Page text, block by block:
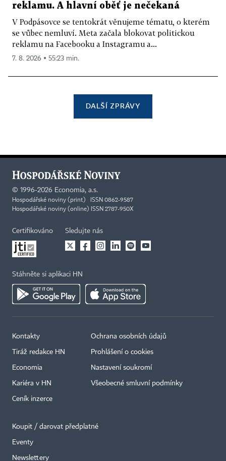
reklamu. A hlavní oběť je nečekaná
V Podpásovce se tentokrát věnujeme tématu, o kterém
se vůbec nemluví. Meta začala blokovat politickou
reklamu na Facebooku a Instagramu a...
7. 8. 2026 ▪ 55:23 min.
DALŠÍ ZPRÁVY
© 1996-2026 Economia, a.s.
Hospodářské noviny (print) ISSN 0862-9587
Hospodářské noviny (online) ISSN 2787-950X
Certifikováno Sledujte nás
Stáhněte si aplikaci HN
Kontakty
Tiráž redakce HN
Economia
Kariéra v HN
Ceník inzerce
Ochrana osobních údajů
Prohlášení o cookies
Nastavení soukromí
Všeobecné smluvní podmínky
Koupit / darovat předplatné
Eventy
Newslettery